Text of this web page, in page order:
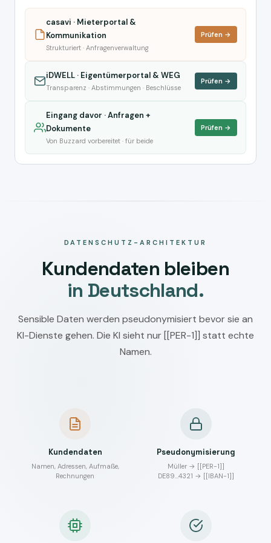
casavi · Mieterportal &
Kommunikation
Strukturiert · Anfragenverwaltung
Prüfen →
iDWELL · Eigentümerportal & WEG
Transparenz · Abstimmungen · Beschlüsse
Prüfen →
Eingang davor · Anfragen +
Dokumente
Von Buzzard vorbereitet · für beide
Prüfen →
DATENSCHUTZ-ARCHITEKTUR
Kundendaten bleiben
in Deutschland.
Sensible Daten werden pseudonymisiert bevor sie an
KI-Dienste gehen. Die KI sieht nur [[PER-1]] statt echte
Namen.
Kundendaten
Namen, Adressen, Aufmaße,
Rechnungen
Pseudonymisierung
Müller → [[PER-1]]
DE89…4321 → [[IBAN-1]]